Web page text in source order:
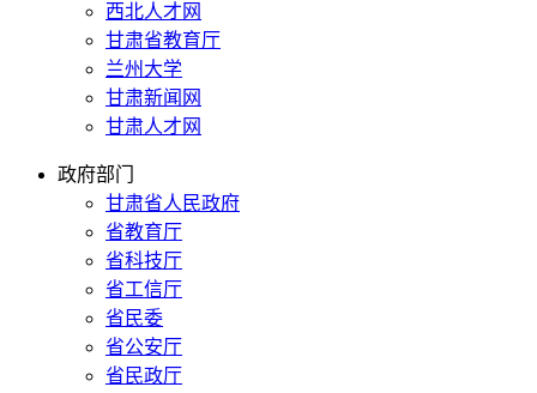
西北人才网
甘肃省教育厅
兰州大学
甘肃新闻网
甘肃人才网
政府部门
甘肃省人民政府
省教育厅
省科技厅
省工信厅
省民委
省公安厅
省民政厅